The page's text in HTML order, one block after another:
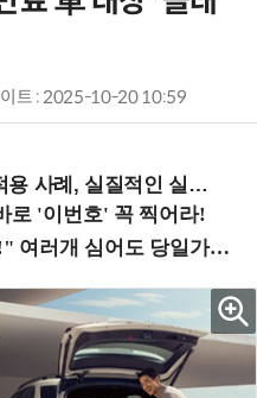
트 : 2025-10-20 10:59
실행 전략을 공유 (9/18 양재역)